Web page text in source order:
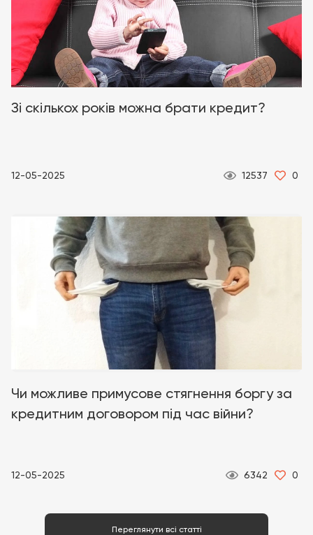
Зі скількох років можна брати кредит?
12-05-2025 12537 0
Чи можливе примусове стягнення боргу за
кредитним договором під час війни?
12-05-2025 6342 0
Переглянути всі статті